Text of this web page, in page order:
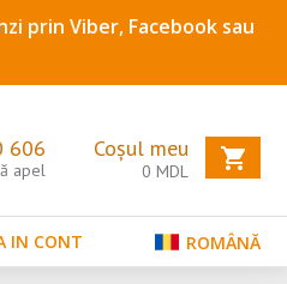
prin Viber, Facebook sau
Coșul meu
0 MDL
606
apel
IN CONT ROMÂNĂ